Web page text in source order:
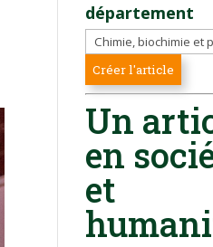
département
Un
en
et